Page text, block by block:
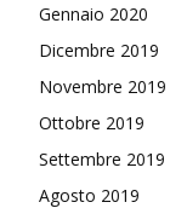
Gennaio 2020
Dicembre 2019
Novembre 2019
Ottobre 2019
Settembre 2019
Agosto 2019